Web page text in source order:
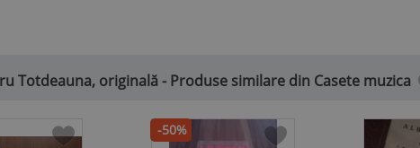
Totdeauna, originală - Produse similare din Casete muzica
-50%